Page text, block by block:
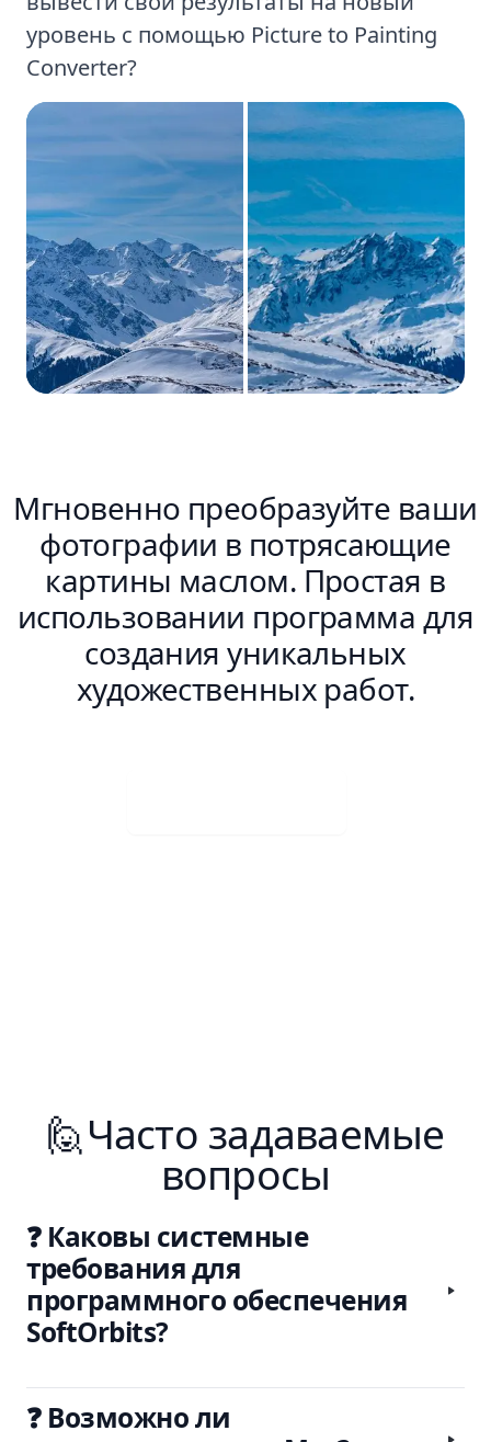
уровень с помощью Picture to Painting
Converter?
Мгновенно преобразуйте ваши
фотографии в потрясающие
картины маслом. Простая в
использовании программа для
создания уникальных
художественных работ.
🙋Часто задаваемые
вопросы
❓ Каковы системные
требования для
программного обеспечения
SoftOrbits?
❓ Возможно ли